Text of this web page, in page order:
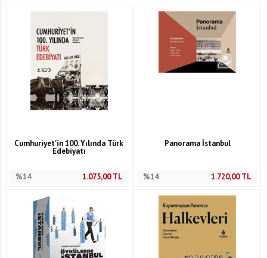
Cumhuriyet'in 100. Yılında Türk
Edebiyatı
%14 1.075,00TL
Panorama İstanbul
%14 1.720,00TL